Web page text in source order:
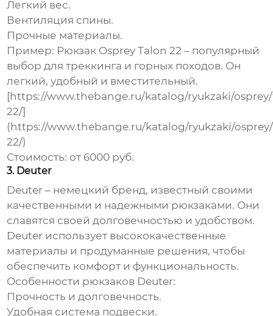
Легкий вес.
Вентиляция спины.
Прочные материалы.
Пример: Рюкзак Osprey Talon 22 – популярный
выбор для треккинга и горных походов. Он
легкий, удобный и вместительный.
[https://www.thebange.ru/katalog/ryukzaki/
22/]
(https://www.thebange.ru/katalog/ryukzaki/
22/)
Стоимость: от 6000 руб.
3. Deuter
Deuter – немецкий бренд, известный своими
качественными и надежными рюкзаками. Они
славятся своей долговечностью и удобством.
Deuter использует высококачественные
материалы и продуманные решения, чтобы
обеспечить комфорт и функциональность.
Особенности рюкзаков Deuter:
Прочность и долговечность.
Удобная система подвески.